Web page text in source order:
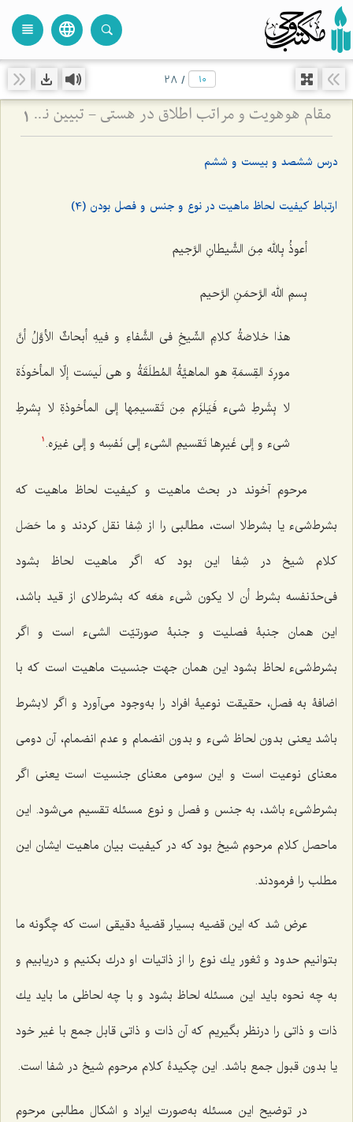
language
view_headline
/
28
مقام هوهویت و مراتب اطلاق در هستی - تبیین نسبت میان مقام احدیت، واحدیت و ظهورات مادی 1
درس ششصد و بیست و ششم
ارتباط کیفیت لحاظ ماهیت در نوع و جنس و فصل بودن (4)
أعوذُ بِالله مِنَ الشَّیطانِ الرَّجیم
بِسمِ الله الرَّحمَنِ الرَّحیم
هذا خلاصَةُ کلامِ الشّیخِ فى الشَّفاءِ و فیهِ أبحاثٌ الأوَّلُ أنَّ
مورِدَ القِسمَةِ هو الماهیَّةُ المُطلَقَةُ و هی لَیسَت إلّا المأخوذَة
لا بِشَرطِ شیء فَیَلزَم مِن تَقسیمِها إلى المأخوذةِ لا بِشرطِ
شی‌ء و إلى غَیرِها تَقسیمِ الشی‌ء إلى نَفسِه و إلى غیرَه. 1
مرحوم آخوند در بحث ماهیت و كیفیت لحاظ ماهیت كه
بشرط‌شی‌ء یا بشرط‌لا است، مطالبى را از شِفا نقل كردند و ما حَصَل
كلام شیخ در شِفا این بود كه اگر ماهیت لحاظ بشود
فى‌حدّنفسه بشرط أن لا یکون شَی‌ء مَعَه كه بشرط‌لاى از قید باشد،
این همان جنبۀ فصلیت و جنبۀ صورتیّت الشی‌ء است و اگر
بشرط‌شی‌ء لحاظ بشود این همان جهت جنسیت ماهیت است كه با
اضافۀ به فصل، حقیقت نوعیۀ افراد را به‌وجود مى‌آورد و اگر لابشرط
باشد یعنى بدون لحاظ شی‌ء و بدون انضمام و عدم انضمام، آن دومى
معناى نوعیت است و این سومى معناى جنسیت است یعنى اگر
بشرط‌شی‌ء باشد، به جنس و فصل و نوع مسئله تقسیم مى‌شود. این‌
ماحصل كلام مرحوم شیخ بود كه در كیفیت بیان ماهیت ایشان این
مطلب را فرمودند.
عرض شد كه این قضیه بسیار قضیۀ دقیقى است كه چگونه ما
بتوانیم حدود و ثغور یك نوع را از ذاتیات او درك بكنیم و دریابیم و
به چه نحوه باید این مسئله لحاظ بشود و با چه لحاظى ما باید یك
ذات و ذاتى را درنظر بگیریم كه آن ذات و ذاتى قابل جمع با غیر خود
یا بدون قبول جمع باشد. این چكیدۀ كلام مرحوم شیخ در شفا است.
در توضیح این مسئله به‌صورت ایراد و اشكال مطالبى مرحوم